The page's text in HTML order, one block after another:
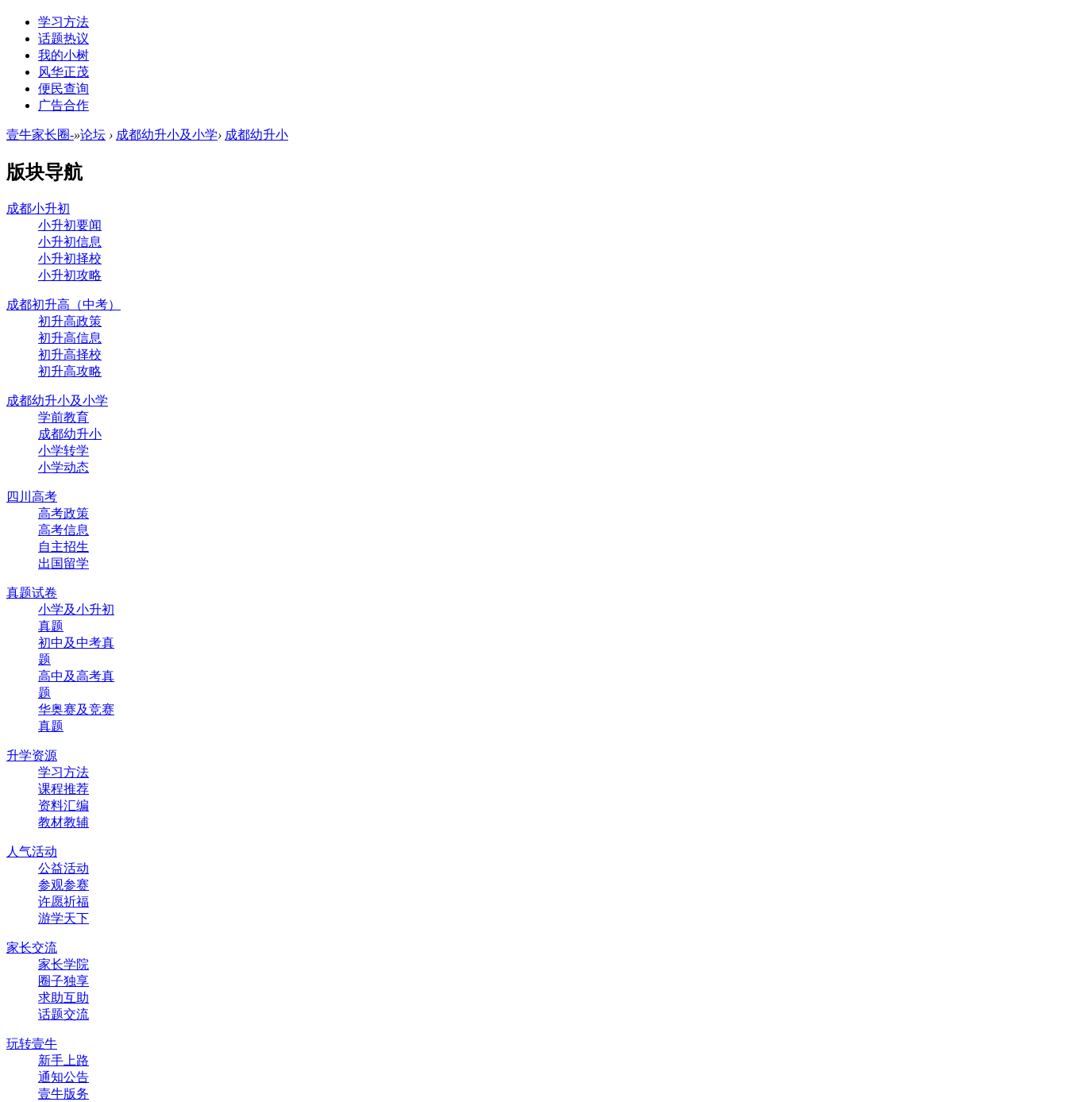
学习方法
话题热议
我的小树
风华正茂
便民查询
广告合作
壹牛家长圈-»论坛 › 成都幼升小及小学› 成都幼升小
版块导航
成都小升初
小升初要闻
小升初信息
小升初择校
小升初攻略
成都初升高（中考）
初升高政策
初升高信息
初升高择校
初升高攻略
成都幼升小及小学
学前教育
成都幼升小
小学转学
小学动态
四川高考
高考政策
高考信息
自主招生
出国留学
真题试卷
小学及小升初
真题
初中及中考真
题
高中及高考真
题
华奥赛及竞赛
真题
升学资源
学习方法
课程推荐
资料汇编
教材教辅
人气活动
公益活动
参观参赛
许愿祈福
游学天下
家长交流
家长学院
圈子独享
求助互助
话题交流
玩转壹牛
新手上路
通知公告
壹牛版务